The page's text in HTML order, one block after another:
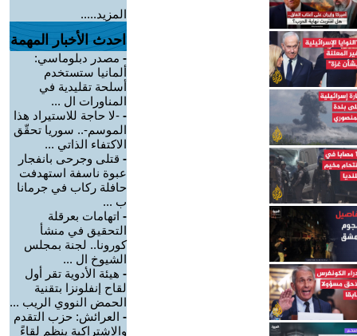
المزيد.....
احدث الأخبار المهمة
- مصدر دبلوماسي:
ألمانيا ستستخدم
أسلحة تقليدية في
المناورات ال ...
- -لا حاجة للاستيراد هذا
الموسم-.. سوريا تحقّق
الاكتفاء الذاتي ...
- قتلى وجرحى بانفجار
عبوة ناسفة استهدفت
حافلة ركاب في جرمانا
ب ...
- اتهامات بعرقلة
التحقيق في منشأ
كورونا.. لجنة بمجلس
الشيوخ ال ...
- هيئة الأدوية تقر أول
لقاح إنفلونزا بتقنية
الحمض النووي الريب ...
- العرائش: حزب التقدم
والاشتراكية ينظم لقاءً